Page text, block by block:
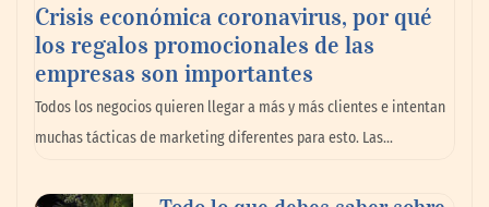
Dr. Enrique Aramendía, oftalmólogo de
Crisis económica coronavirus, por qué
los regalos promocionales de las
empresas son importantes
Todos los negocios quieren llegar a más y más clientes e intentan
muchas tácticas de marketing diferentes para esto. Las…